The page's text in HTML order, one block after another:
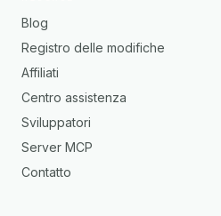
Blog
Registro delle modifiche
Affiliati
Centro assistenza
Sviluppatori
Server MCP
Contatto